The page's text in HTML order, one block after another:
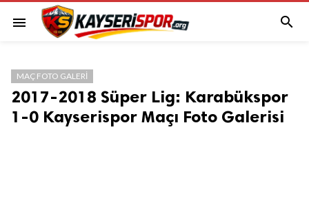
menu 
MAÇ FOTO GALERI
2017-2018 Süper Lig: Karabükspor
1-0 Kayserispor Maçı Foto Galerisi